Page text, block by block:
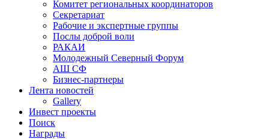
Комитет региональных координаторов
Секретариат
Рабочие и экспертные группы
Послы доброй воли
РАКАИ
Молодежный Северный Форум
АШ СФ
Бизнес-партнеры
Лента новостей
Gallery
Инвест проекты
Поиск
Награды